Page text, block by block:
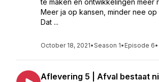
te maken en ontwikkelingen meer
Meer ja op kansen, minder nee
Dat ...
October 18, 2021•Season 1• Episode 6•
Aflevering 5 | Afval bestaat